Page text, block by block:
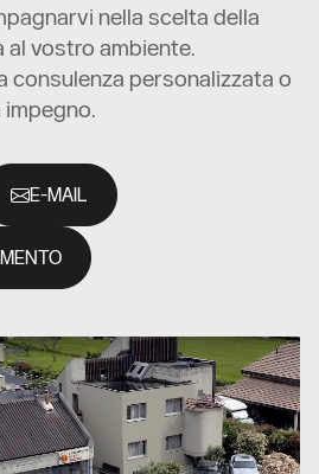
nella scelta della
al vostro ambiente.
consulenza personalizzata o
impegno.
E-MAIL